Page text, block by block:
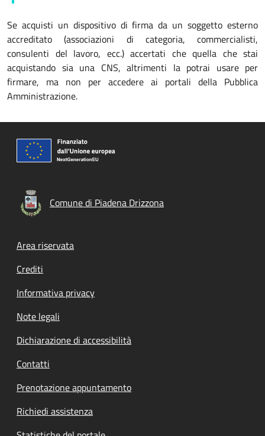
Se acquisti un dispositivo di firma da un soggetto esterno
accreditato (associazioni di categoria, commercialisti,
consulenti del lavoro, ecc.) accertati che quella che stai
acquistando sia una CNS, altrimenti la potrai usare per
firmare, ma non per accedere ai portali della Pubblica
Amministrazione.
Comune di Piadena Drizzona
Footer menu
Area riservata
Crediti
Informativa privacy
Note legali
Dichiarazione di accessibilità
Contatti
Prenotazione appuntamento
Richiedi assistenza